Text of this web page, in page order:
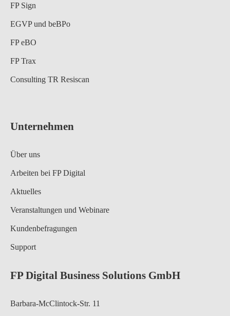
FP Sign
EGVP und beBPo
FP eBO
FP Trax
Consulting TR Resiscan
Unternehmen
Über uns
Arbeiten bei FP Digital
Aktuelles
Veranstaltungen und Webinare
Kundenbefragungen
Support
FP Digital Business Solutions GmbH
Barbara-McClintock-Str. 11